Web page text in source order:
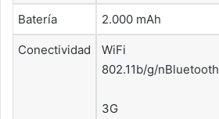
Batería 2.000 mAh
Conectividad
WiFi
802.11b/g/nBluetooth
3G